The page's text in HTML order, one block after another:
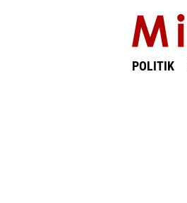
POLITIK